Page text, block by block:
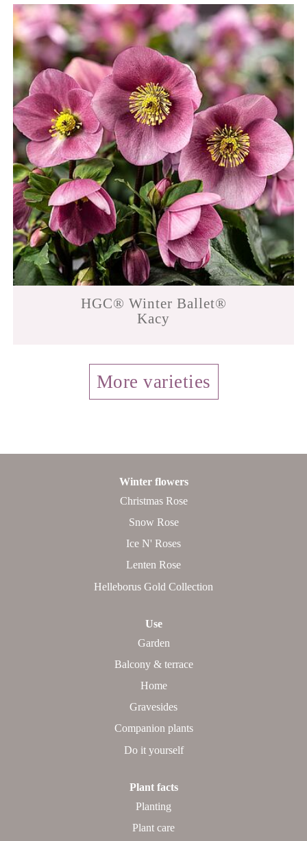
HGC® Winter Ballet®
Kacy
More varieties
Winter flowers
Christmas Rose
Snow Rose
Ice N' Roses
Lenten Rose
Helleborus Gold Collection
Use
Garden
Balcony & terrace
Home
Gravesides
Companion plants
Do it yourself
Plant facts
Planting
Plant care